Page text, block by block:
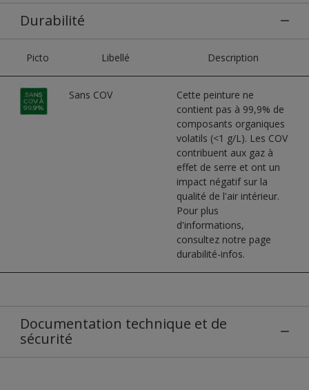
Durabilité
Picto Libellé Description
Sans COV
Cette peinture ne
contient pas à 99,9% de
composants organiques
volatils (<1 g/L). Les COV
contribuent aux gaz à
effet de serre et ont un
impact négatif sur la
qualité de l'air intérieur.
Pour plus
d'informations,
consultez notre page
durabilité-infos.
Documentation technique et de
sécurité